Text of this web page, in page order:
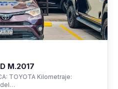
M.2017
TOYOTA Kilometraje: